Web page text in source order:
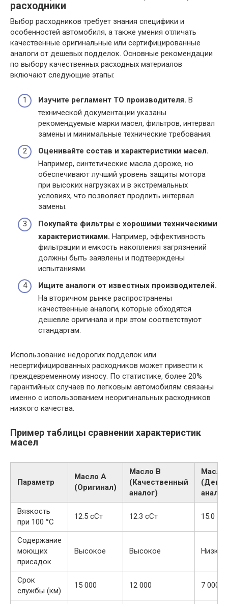
расходники
Выбор расходников требует знания специфики и
особенностей автомобиля, а также умения отличать
качественные оригинальные или сертифицированные
аналоги от дешевых подделок. Основные рекомендации
по выбору качественных расходных материалов
включают следующие этапы:
Изучите регламент ТО производителя. В
технической документации указаны
рекомендуемые марки масел, фильтров, интервал
замены и минимальные технические требования.
Оценивайте состав и характеристики масел.
Например, синтетические масла дороже, но
обеспечивают лучший уровень защиты мотора
при высоких нагрузках и в экстремальных
условиях, что позволяет продлить интервал
замены.
Покупайте фильтры с хорошими техническими
характеристиками. Например, эффективность
фильтрации и емкость накопления загрязнений
должны быть заявлены и подтверждены
испытаниями.
Ищите аналоги от известных производителей.
На вторичном рынке распространены
качественные аналоги, которые обходятся
дешевле оригинала и при этом соответствуют
стандартам.
Использование недорогих подделок или
несертифицированных расходников может привести к
преждевременному износу. По статистике, более 20%
гарантийных случаев по легковым автомобилям связаны
именно с использованием неоригинальных расходников
низкого качества.
Пример таблицы сравнении характеристик
масел
Параметр
Масло A
(Оригинал)
Масло B
(Качественный
аналог)
Масло
Вязкость
при 100 °C
12.5 сСт 12.3 сСт 15.0
Содержание
моющих
присадок
Высокое Высокое Низкое
Срок
службы (км)
15 000 12 000 7 000